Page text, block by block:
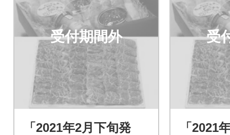
受付期間外
「2021年2月下旬発
受
「2021